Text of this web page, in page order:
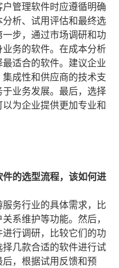
管理软件时应遵循明确
析、试用评估和最终选
步，通过市场调研和功
务的软件。在成本分析
适合的软件。建议企业
成性和供应商的技术支
业务发展。最后，选择
为企业提供更加专业和
的选型流程，该如何进
务行业的具体需求，比
系维护等功能。然后，
行调研，比较它们的功
几款合适的软件进行试
，根据试用反馈和预